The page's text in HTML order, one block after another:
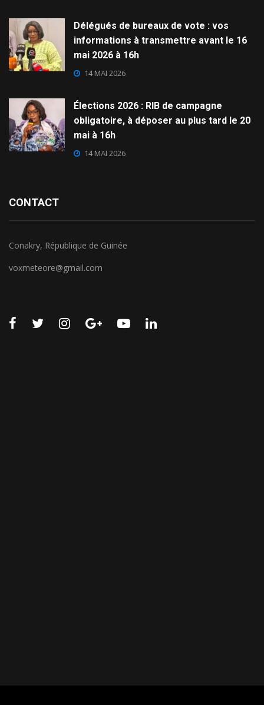
Délégués de bureaux de vote : vos
informations à transmettre avant le 16
mai 2026 à 16h
14 MAI 2026
Élections 2026 : RIB de campagne
obligatoire, à déposer au plus tard le 20
mai à 16h
14 MAI 2026
CONTACT
Conakry, République de Guinée
voxmeteore@gmail.com